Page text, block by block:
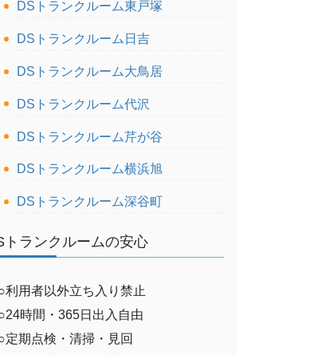
DSトランクルーム東戸塚
DSトランクルーム日吉
DSトランクルーム大鳥居
DSトランクルーム代沢
DSトランクルーム芹が谷
DSトランクルーム横浜旭
DSトランクルーム深谷町
トランクルームの安心
利用者以外立ち入り禁止
時間・365日出入自由
定期点検・清掃・見回